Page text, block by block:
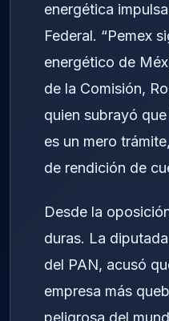
energética
Federal. “Pemex
energético de
de la Comisión,
quien subrayó
es un mero
de rendición de
Desde la
duras. La
del PAN, acusó
empresa más
peligrosa del